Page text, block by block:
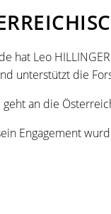
hat Leo
unterstützt die
an die
Engagement